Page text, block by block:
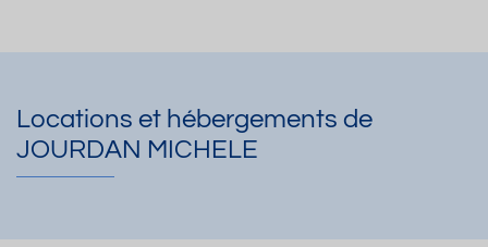
Locations et hébergements de
JOURDAN MICHELE